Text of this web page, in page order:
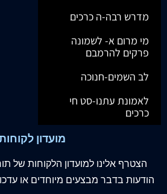
מדרש רבה-ה כרכים
מי מרום א- לשמונה
פרקים להרמבם
לב השמים-חנוכה
לאמונת עתנו-סט חי
כרכים
מועדון
הצטרף אלינו למועדון הלקוחות של
הודעות בדבר מבצעים מיוחדים או